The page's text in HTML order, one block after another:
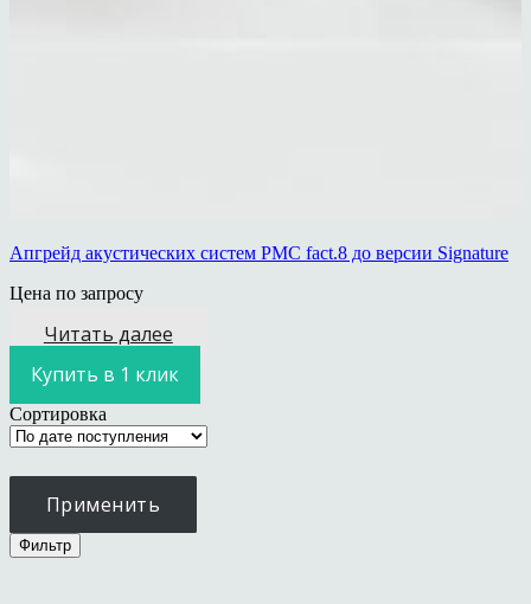
Апгрейд акустических систем PMC fact.8 до версии Signature
Цена по запросу
Читать далее
Купить в 1 клик
Сортировка
Применить
Фильтр